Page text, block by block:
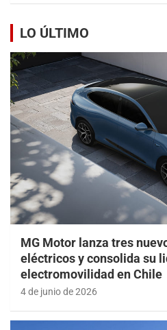
LO ÚLTIMO
MG Motor lanza tres
eléctricos y consolida su
electromovilidad en Chile
4 de junio de 2026